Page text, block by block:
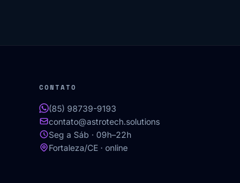
CONTATO
(85) 98739-9193
contato@astrotech.solutions
Seg a Sáb · 09h–22h
Fortaleza/CE · online